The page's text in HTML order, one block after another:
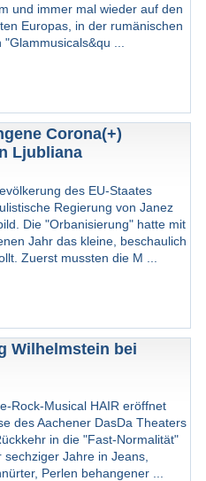
und immer mal wieder auf den
Europas, in der rumänischen
...
Corona(+)
Ljubliana
des EU-Staates
Regierung von Janez
Die "Orbanisierung" hatte mit
Jahr das kleine, beschaulich
Zuerst mussten die M ...
Wilhelmstein bei
Rock-Musical HAIR eröffnet
des Aachener DasDa Theaters
in die "Fast-Normalität"
Jahre in Jeans,
Perlen behangener ...